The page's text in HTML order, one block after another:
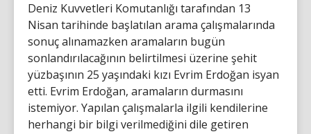
Deniz Kuvvetleri Komutanlığı tarafından 13
Nisan tarihinde başlatılan arama çalışmalarında
sonuç alınamazken aramaların bugün
sonlandırılacağının belirtilmesi üzerine şehit
yüzbaşının 25 yaşındaki kızı Evrim Erdoğan isyan
etti. Evrim Erdoğan, aramaların durmasını
istemiyor. Yapılan çalışmalarla ilgili kendilerine
herhangi bir bilgi verilmediğini dile getiren